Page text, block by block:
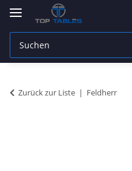
Zurück zur Liste Feldherr